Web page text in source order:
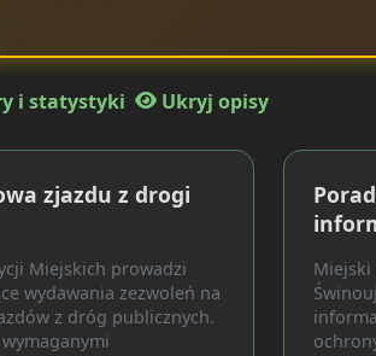
i statystyki Ukryj opisy
zjazdu z drogi
Miejskich prowadzi
wydawania zezwoleń na
z dróg publicznych.
Miejski